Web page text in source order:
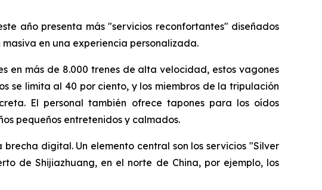
año presenta más "servicios reconfortantes" diseñados
en una experiencia personalizada.
en más de 8.000 trenes de alta velocidad, estos vagones
se limita al 40 por ciento, y los miembros de la tripulación
El personal también ofrece tapones para los oídos
pequeños entretenidos y calmados.
digital. Un elemento central son los servicios "Silver
de Shijiazhuang, en el norte de China, por ejemplo, los